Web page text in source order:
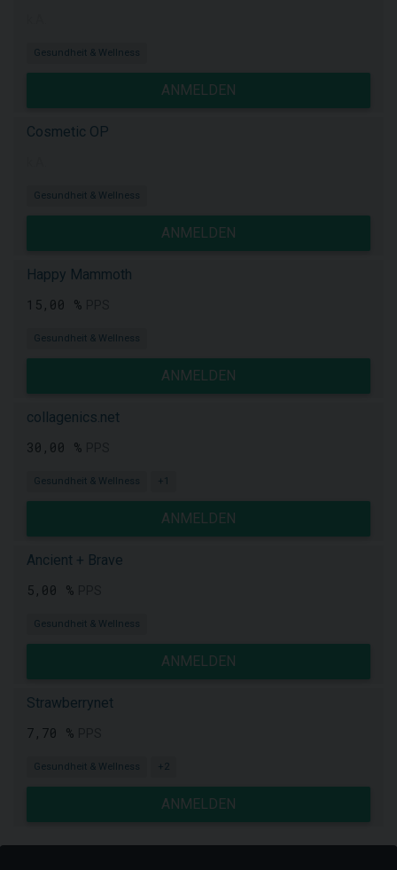
Gesundheit & Wellness
ANMELDEN
Cosmetic OP
Gesundheit & Wellness
ANMELDEN
Happy Mammoth
15,00 %
Gesundheit & Wellness
ANMELDEN
collagenics.net
30,00 %
Gesundheit & Wellness +1
ANMELDEN
Ancient + Brave
5,00 %
Gesundheit & Wellness
ANMELDEN
Strawberrynet
7,70 %
Gesundheit & Wellness +2
ANMELDEN